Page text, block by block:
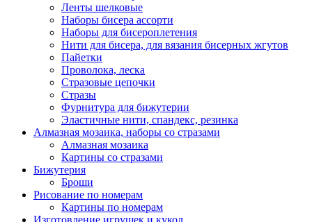
Ленты шелковые
Наборы бисера ассорти
Наборы для бисероплетения
Нити для бисера, для вязания бисерных жгутов
Пайетки
Проволока, леска
Стразовые цепочки
Стразы
Фурнитура для бижутерии
Эластичные нити, спандекс, резинка
Алмазная мозаика, наборы со стразами
Алмазная мозаика
Картины co стразами
Бижутерия
Броши
Рисование по номерам
Картины по номерам
Изготовление игрушек и кукол